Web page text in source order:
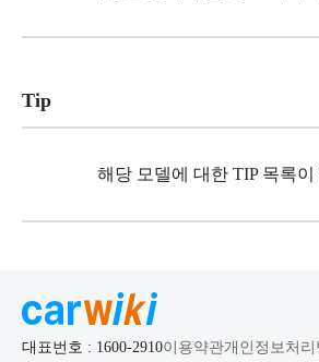
Tip
해당 모델에 대한 TIP 목록이
대표번호 : 1600-2910이용약관개인정보처리